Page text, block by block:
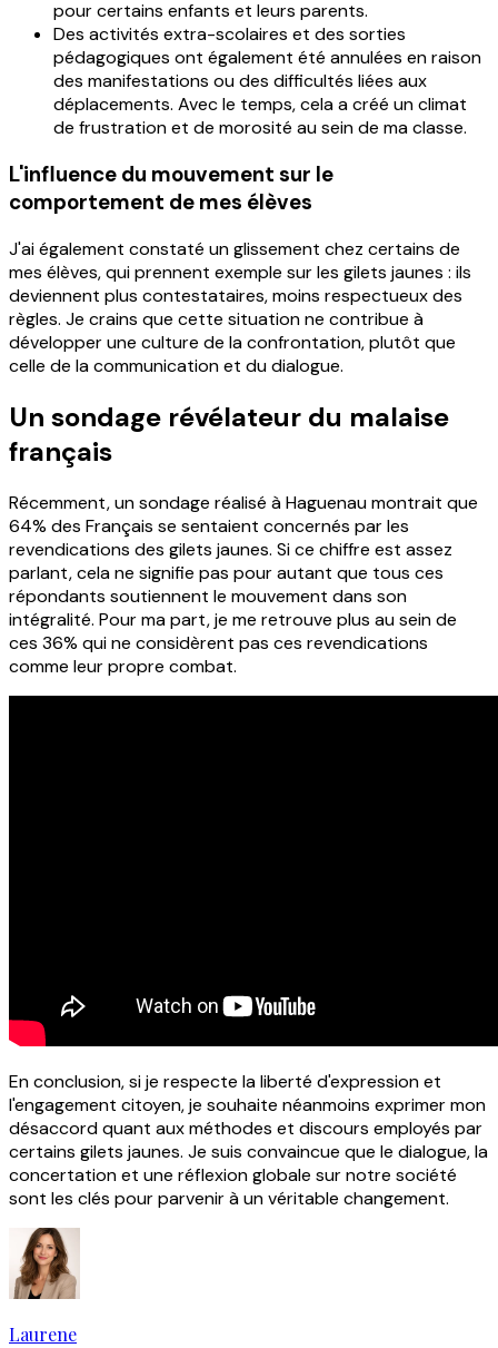
pour certains enfants et leurs parents.
Des activités extra-scolaires et des sorties
pédagogiques ont également été annulées en raison
des manifestations ou des difficultés liées aux
déplacements. Avec le temps, cela a créé un climat
de frustration et de morosité au sein de ma classe.
L'influence du mouvement sur le
comportement de mes élèves
J'ai également constaté un glissement chez certains de
mes élèves, qui prennent exemple sur les gilets jaunes : ils
deviennent plus contestataires, moins respectueux des
règles. Je crains que cette situation ne contribue à
développer une culture de la confrontation, plutôt que
celle de la communication et du dialogue.
Un sondage révélateur du malaise
français
Récemment, un sondage réalisé à Haguenau montrait que
64% des Français se sentaient concernés par les
revendications des gilets jaunes. Si ce chiffre est assez
parlant, cela ne signifie pas pour autant que tous ces
répondants soutiennent le mouvement dans son
intégralité. Pour ma part, je me retrouve plus au sein de
ces 36% qui ne considèrent pas ces revendications
comme leur propre combat.
En conclusion, si je respecte la liberté d'expression et
l'engagement citoyen, je souhaite néanmoins exprimer mon
désaccord quant aux méthodes et discours employés par
certains gilets jaunes. Je suis convaincue que le dialogue, la
concertation et une réflexion globale sur notre société
sont les clés pour parvenir à un véritable changement.
Laurene